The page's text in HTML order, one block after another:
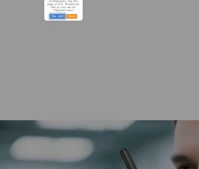
en-US@posix, but this
page is in fr. Would you
like to visit our en-
US@posix site?
Yes, visit! Cancel